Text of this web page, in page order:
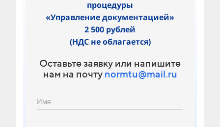
процедуры
«Управление документацией»
2 500 рублей
(НДС не облагается)
Оставьте заявку или напишите
нам на почту normtu@mail.ru
Имя